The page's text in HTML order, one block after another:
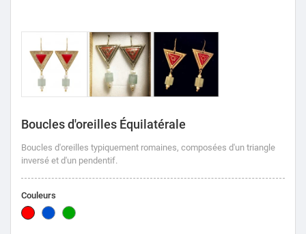
Boucles d'oreilles Équilatérale
Boucles d'oreilles typiquement romaines, composées d'un triangle
inversé et d'un pendentif.
Couleurs
RougeBleu Vert